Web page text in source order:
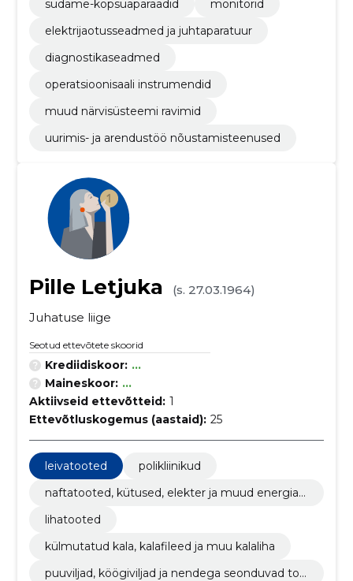
südame-kopsuaparaadid
monitorid
elektrijaotusseadmed ja juhtaparatuur
diagnostikaseadmed
operatsioonisaali instrumendid
muud närvisüsteemi ravimid
uurimis- ja arendustöö nõustamisteenused
Pille Letjuka
(s. 27.03.1964)
Juhatuse liige
Seotud ettevõtete skoorid
Krediidiskoor: ...
Maineskoor: ...
Aktiivseid ettevõtteid: 1
Ettevõtluskogemus (aastaid): 25
leivatooted
polikliinikud
naftatooted, kütused, elekter ja muud energiaal
lihatooted
külmutatud kala, kalafileed ja muu kalaliha
puuviljad, köögiviljad ja nendega seonduvad too